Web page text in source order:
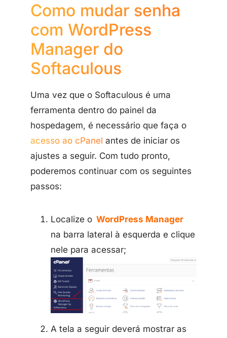
Como mudar senha
com WordPress
Manager do
Softaculous
Uma vez que o Softaculous é uma
ferramenta dentro do painel da
hospedagem, é necessário que faça o
acesso ao cPanel antes de iniciar os
ajustes a seguir. Com tudo pronto,
poderemos continuar com os seguintes
passos:
Localize o WordPress Manager
na barra lateral à esquerda e clique
nele para acessar;
A tela a seguir deverá mostrar as